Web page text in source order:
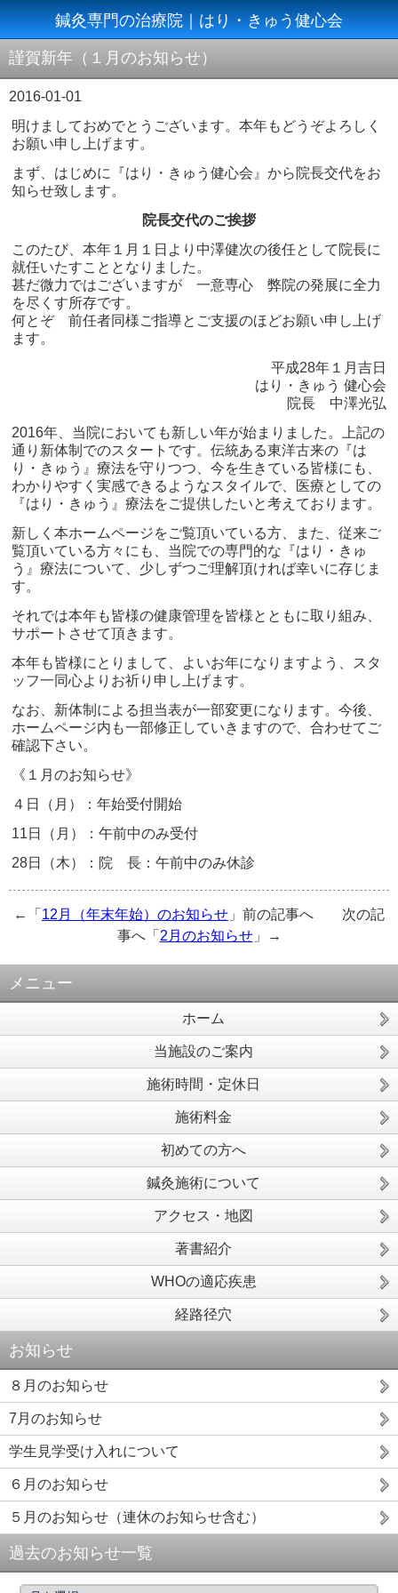
鍼灸専門の治療院｜はり・きゅう健心会
謹賀新年（１月のお知らせ）
2016-01-01
明けましておめでとうございます。本年もどうぞよろしく
お願い申し上げます。
まず、はじめに『はり・きゅう健心会』から院長交代をお
知らせ致します。
院長交代のご挨拶
このたび、本年１月１日より中澤健次の後任として院長に
就任いたすこととなりました。
甚だ微力ではございますが 一意専心 弊院の発展に全力
を尽くす所存です。
何とぞ 前任者同様ご指導とご支援のほどお願い申し上げ
ます。
平成28年１月吉日
はり・きゅう 健心会
院長 中澤光弘
2016年、当院においても新しい年が始まりました。上記の
通り新体制でのスタートです。伝統ある東洋古来の『は
り・きゅう』療法を守りつつ、今を生きている皆様にも、
わかりやすく実感できるようなスタイルで、医療としての
『はり・きゅう』療法をご提供したいと考えております。
新しく本ホームページをご覧頂いている方、また、従来ご
覧頂いている方々にも、当院での専門的な『はり・きゅ
う』療法について、少しずつご理解頂ければ幸いに存じま
す。
それでは本年も皆様の健康管理を皆様とともに取り組み、
サポートさせて頂きます。
本年も皆様にとりまして、よいお年になりますよう、スタ
ッフ一同心よりお祈り申し上げます。
なお、新体制による担当表が一部変更になります。今後、
ホームページ内も一部修正していきますので、合わせてご
確認下さい。
《１月のお知らせ》
４日（月）：年始受付開始
11日（月）：午前中のみ受付
28日（木）：院 長：午前中のみ休診
←「 12月（年末年始）のお知らせ 」前の記事へ 次の記
事へ「 2月のお知らせ」→
メニュー
ホーム
当施設のご案内
施術時間・定休日
施術料金
初めての方へ
鍼灸施術について
アクセス・地図
著書紹介
WHOの適応疾患
経路径穴
お知らせ
８月のお知らせ
7月のお知らせ
学生見学受け入れについて
６月のお知らせ
５月のお知らせ（連休のお知らせ含む）
過去のお知らせ一覧